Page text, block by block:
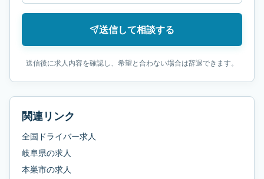
送信して相談する
送信後に求人内容を確認し、希望と合わない場合は辞退できます。
関連リンク
全国ドライバー求人
岐阜県の求人
本巣市の求人